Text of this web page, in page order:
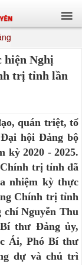
hiện Nghị
trị tỉnh lần
quán triệt, tổ
hội Đảng bộ
2020 - 2025.
Chính trị tỉnh đã
nhiệm kỳ thực
Chính trị tỉnh
chí Nguyễn Thu
thư Đảng ủy,
Ái, Phó Bí thư
dự và chủ trì